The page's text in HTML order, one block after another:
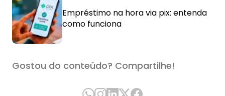
Empréstimo na hora via pix: entenda
como funciona
Gostou do conteúdo? Compartilhe!